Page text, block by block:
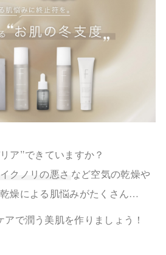
ア”できていますか？
クノリの悪さ など空気の乾燥や
燥による肌悩みがたくさん…
で潤う美肌を作りましょう！